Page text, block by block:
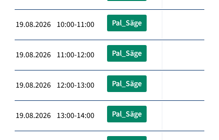
19.08.2026 10:00-11:00 Pal_Säge
19.08.2026 11:00-12:00 Pal_Säge
19.08.2026 12:00-13:00 Pal_Säge
19.08.2026 13:00-14:00 Pal_Säge